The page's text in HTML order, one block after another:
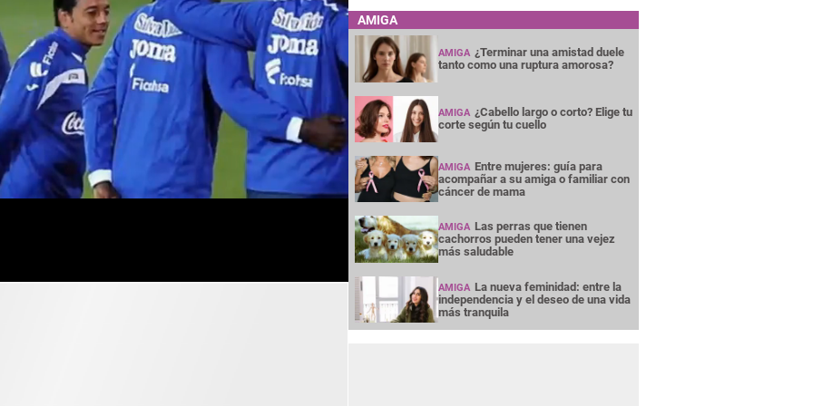
AMIGA
AMIGA ¿Terminar una amistad duele
tanto como una ruptura amorosa?
AMIGA ¿Cabello largo o corto? Elige tu
corte según tu cuello
AMIGA Entre mujeres: guía para
acompañar a su amiga o familiar con
cáncer de mama
AMIGA Las perras que tienen
cachorros pueden tener una vejez
más saludable
AMIGA La nueva feminidad: entre la
independencia y el deseo de una vida
más tranquila